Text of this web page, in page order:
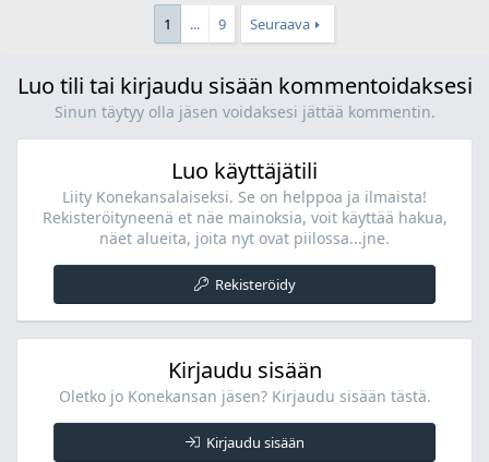
1 ... 9 Seuraava
Luo tili tai kirjaudu sisään kommentoidaksesi
Sinun täytyy olla jäsen voidaksesi jättää kommentin.
Luo käyttäjätili
Liity Konekansalaiseksi. Se on helppoa ja ilmaista!
Rekisteröityneenä et näe mainoksia, voit käyttää hakua,
näet alueita, joita nyt ovat piilossa...jne.
Rekisteröidy
Kirjaudu sisään
Oletko jo Konekansan jäsen? Kirjaudu sisään tästä.
Kirjaudu sisään